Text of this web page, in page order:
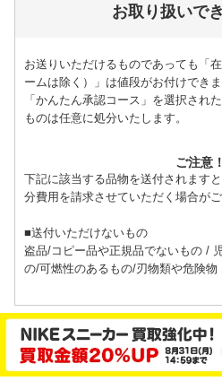
お取り扱いで
お送りいただけるものであっても「
ームは除く）」は値段がお付けできま
「かんたん承認コース」を選択され
ものは任意に処分いたします。
ご注意！
下記に該当する品物を送付されます
分費用を請求させていただく場合がご
■送付いただけないもの
盗品/コピー品や正規品でないもの /
の/可燃性のあるもの/刃物類や危険物